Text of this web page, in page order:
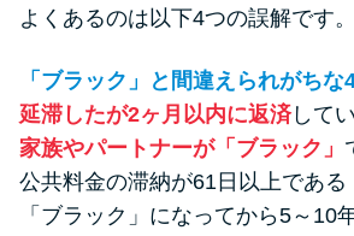
よくあるのは以下4つの誤解です。
「ブラック」と間違えられがちな
延滞したが2ヶ月以内に返済して
家族やパートナーが「ブラック」
公共料金の滞納が61日以上である
「ブラック」になってから5～10